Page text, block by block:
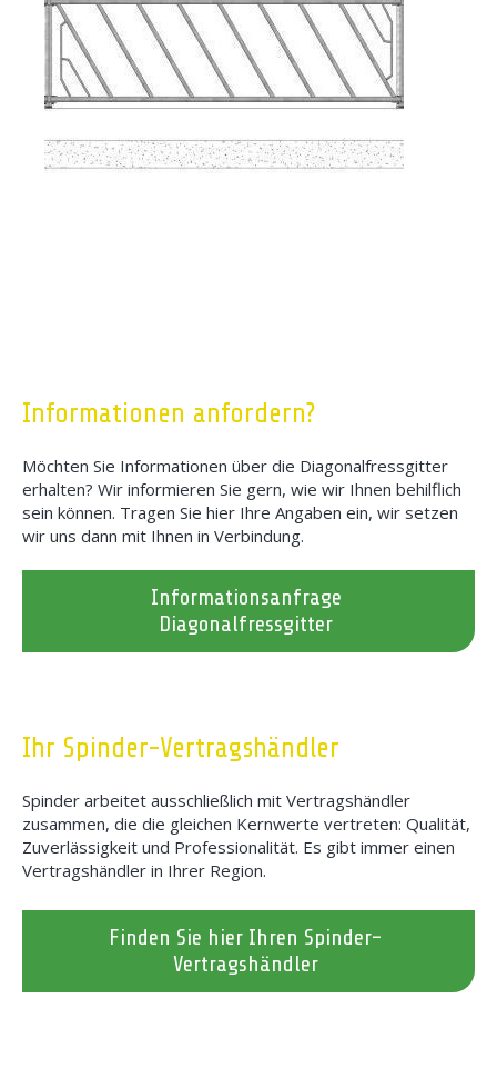
Informationen anfordern?
Möchten Sie Informationen über die Diagonalfressgitter
erhalten? Wir informieren Sie gern, wie wir Ihnen behilflich
sein können. Tragen Sie hier Ihre Angaben ein, wir setzen
wir uns dann mit Ihnen in Verbindung.
Informationsanfrage
Diagonalfressgitter
Ihr Spinder-Vertragshändler
Spinder arbeitet ausschließlich mit Vertragshändler
zusammen, die die gleichen Kernwerte vertreten: Qualität,
Zuverlässigkeit und Professionalität. Es gibt immer einen
Vertragshändler in Ihrer Region.
Finden Sie hier Ihren Spinder-
Vertragshändler